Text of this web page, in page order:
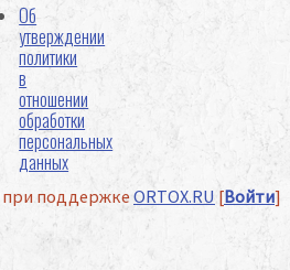
Об
утверждении
политики
в
отношении
обработки
персональных
данных
при поддержке ORTOX.RU [Войти]